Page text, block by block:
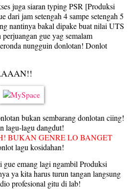
juga siaran typing PSR [Produksi
dari jam setengah 4 sampe setengah 5
nantinya bakal dipake buat nilai UTS
gue yag semalam
nungguin donlotan! Donlot
bukan sembarang donlotan ciing!
lagu-lagu dangdut!
BUKAN GENRE LO BANGET
lagu kosidahan!
gue emang lagi ngambil Produksi
ya kita harus turun tangan langsung
profesional gitu di lab!